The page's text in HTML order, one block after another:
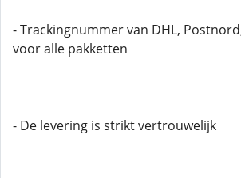
- Trackingnummer van DHL,
voor alle pakketten
- De levering is strikt vertrouwelijk